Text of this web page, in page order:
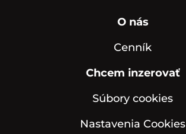
O nás
Cenník
Chcem inzerovať
Súbory cookies
Nastavenia Cookies